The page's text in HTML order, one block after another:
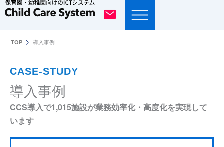
内
容
TOP 導入事例
CASE-STUDY
導入事例
CCS導入で1,015施設が業務効率化・高度化を実現して
います